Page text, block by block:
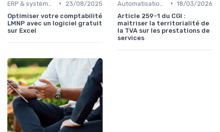
•
23/08/2025
Optimiser votre comptabilité
LMNP avec un logiciel gratuit
sur Excel
• 18/03/2026
Article 259-1 du CGI :
maîtriser la territorialité de
la TVA sur les prestations de
services